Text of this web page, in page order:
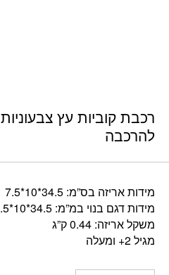
רכבת קוביות עץ צבעוניות
להרכבה
מידות אריזה בס”מ: 34.5*10*7.5
מידות דגם בנוי במ”מ: 34.5*10*7.5
משקל אריזה: 0.44 ק”ג
מגיל 2+ ומעלה